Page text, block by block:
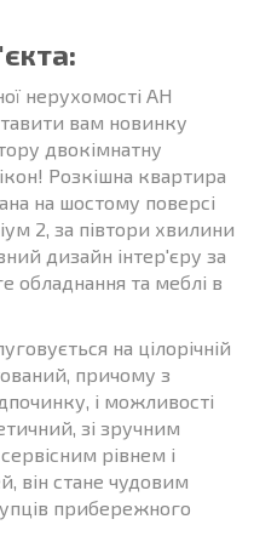
нерухомості АН
вам новинку
двокімнатну
Розкішна квартира
на шостому поверсі
2, за півтори хвилини
дизайн інтер'єру за
обладнання та меблі в
на цілорічній
причому з
і можливості
зі зручним
рівнем і
він стане чудовим
прибережного